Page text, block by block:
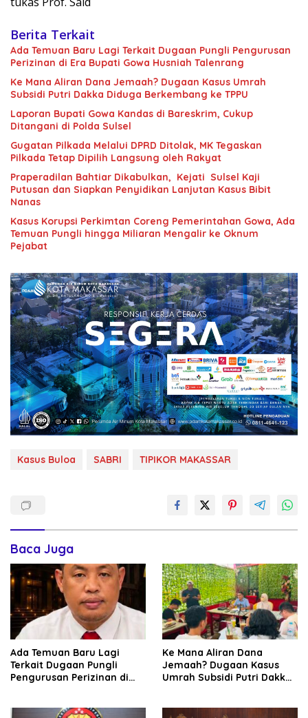
Berita Terkait
Ada Temuan Baru Lagi Terkait Dugaan Pungli Pengurusan
Perizinan di Era Bupati Gowa Husniah Talenrang
Ke Mana Aliran Dana Jemaah? Dugaan Kasus Umrah
Subsidi Putri Dakka Diduga Berkembang ke TPPU
Laporan Bupati Gowa Kandas di Bareskrim, Cukup
Ditangani di Polda Sulsel
Gugatan Pilkada Melalui DPRD Ditolak, MK Tegaskan
Pilkada Tetap Dipilih Langsung oleh Rakyat
Praperadilan Bahtiar Dikabulkan, Kejati Sulsel Kaji
Putusan dan Siapkan Penyidikan Lanjutan Kasus Bibit
Nanas
Kasus Korupsi Perkimtan Coreng Pemerintahan Gowa, Ada
Temuan Pungli hingga Miliaran Mengalir ke Oknum
Pejabat
Kasus Buloa SABRI TIPIKOR MAKASSAR
Baca Juga
Ada Temuan Baru Lagi
Terkait Dugaan Pungli
Pengurusan Perizinan di
Ke Mana Aliran Dana
Jemaah? Dugaan Kasus
Umrah Subsidi Putri Dakka